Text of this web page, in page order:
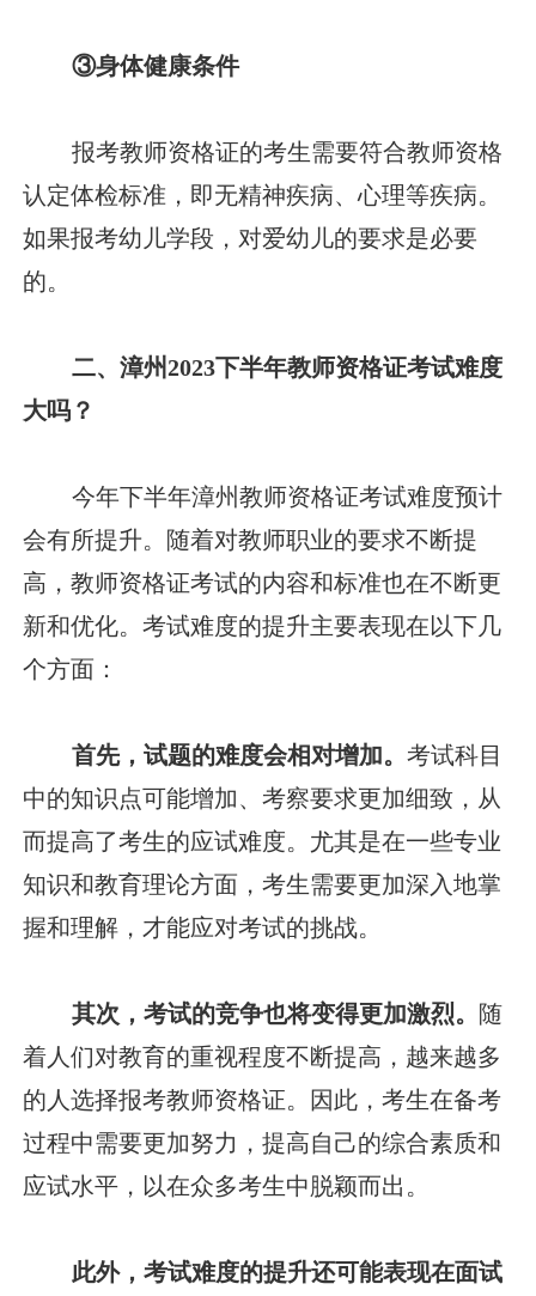
③身体健康条件
报考教师资格证的考生需要符合教师资格
认定体检标准，即无精神疾病、心理等疾病。
如果报考幼儿学段，对爱幼儿的要求是必要
的。
二、漳州2023下半年教师资格证考试难度
大吗？
今年下半年漳州教师资格证考试难度预计
会有所提升。随着对教师职业的要求不断提
高，教师资格证考试的内容和标准也在不断更
新和优化。考试难度的提升主要表现在以下几
个方面：
首先，试题的难度会相对增加。考试科目
中的知识点可能增加、考察要求更加细致，从
而提高了考生的应试难度。尤其是在一些专业
知识和教育理论方面，考生需要更加深入地掌
握和理解，才能应对考试的挑战。
其次，考试的竞争也将变得更加激烈。 随
着人们对教育的重视程度不断提高，越来越多
的人选择报考教师资格证。因此，考生在备考
过程中需要更加努力，提高自己的综合素质和
应试水平，以在众多考生中脱颖而出。
此外，考试难度的提升还可能表现在面试